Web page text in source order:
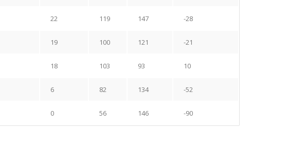
22 119 147 -28
19 100 121 -21
18 103 93 10
6 82 134 -52
0 56 146 -90